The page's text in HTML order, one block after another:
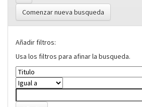
Comenzar nueva busqueda
Añadir filtros:
Usa los filtros para afinar la busqueda.